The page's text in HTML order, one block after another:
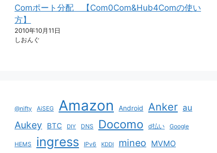
Comポート分配 【Com0Com&Hub4Comの使い
方】
2010年10月11日
しおんぐ
@nifty AiSEG Amazon Android Anker au
Aukey BTC DIY DNS Docomo d払い Google
HEMS ingress IPv6 KDDI mineo MVMO